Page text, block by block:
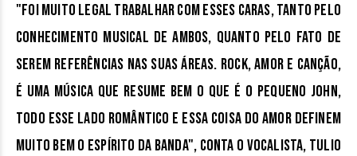
"Foi muito legal trabalhar com esses caras, tanto pelo
conhecimento musical de ambos, quanto pelo fato de
serem referências nas suas áreas. Rock, Amor e Canção,
é uma música que resume bem o que é o Pequeno John,
todo esse lado romântico e essa coisa do amor definem
muito bem o espírito da banda", conta o vocalista, Tulio